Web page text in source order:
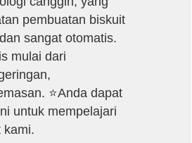
pembuatan biskuit
sangat otomatis.
mulai dari
⭐Anda dapat
untuk mempelajari
kami.